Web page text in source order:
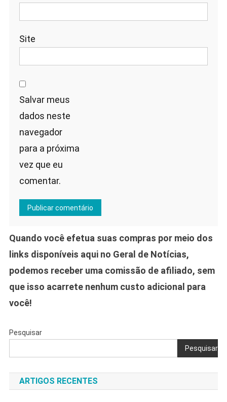
Site
Salvar meus
dados neste
navegador
para a próxima
vez que eu
comentar.
Quando você efetua suas compras por meio dos
links disponíveis aqui no Geral de Notícias,
podemos receber uma comissão de afiliado, sem
que isso acarrete nenhum custo adicional para
você!
Pesquisar
Pesquisar
ARTIGOS RECENTES